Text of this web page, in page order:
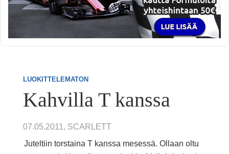
LUOKITTELEMATON
Kahvilla T kanssa
07.05.2011, SCARLETT
Juteltiin torstaina T kanssa mesessä. Ollaan oltu